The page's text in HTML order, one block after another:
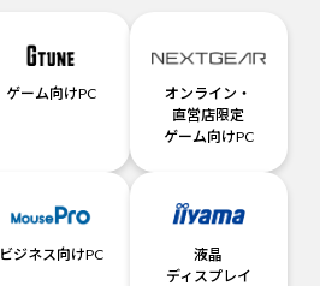
ゲーム向けPC
オンライン・
直営店限定
ゲーム向けPC
ビジネス向けPC
液晶
ディスプレイ